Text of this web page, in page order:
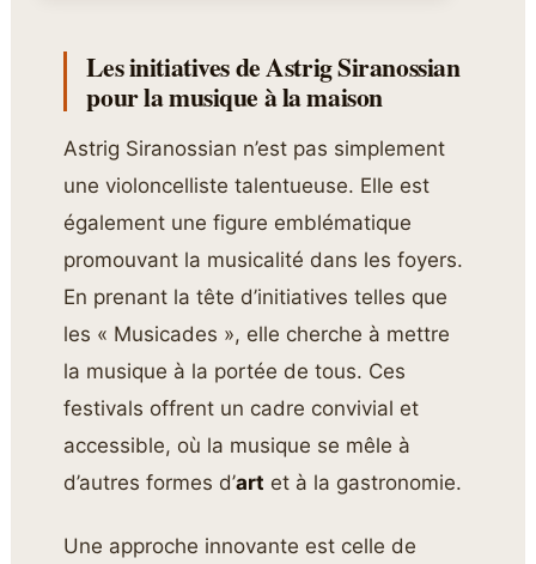
Les initiatives de Astrig Siranossian
pour la musique à la maison
Astrig Siranossian n’est pas simplement
une violoncelliste talentueuse. Elle est
également une figure emblématique
promouvant la musicalité dans les foyers.
En prenant la tête d’initiatives telles que
les « Musicades », elle cherche à mettre
la musique à la portée de tous. Ces
festivals offrent un cadre convivial et
accessible, où la musique se mêle à
d’autres formes d’art et à la gastronomie.
Une approche innovante est celle de